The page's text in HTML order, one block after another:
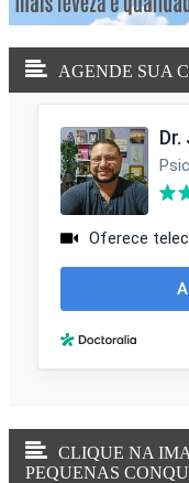
AGENDE SUA
CLIQUE NA
PEQUENAS